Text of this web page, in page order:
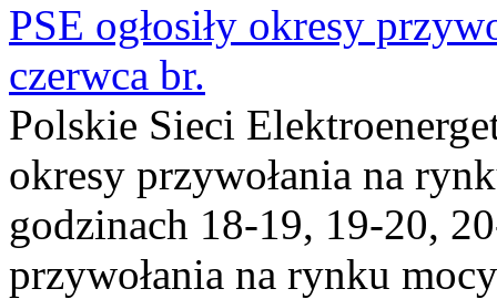
PSE ogłosiły okresy
czerwca br.
Polskie Sieci
okresy przywołania na
godzinach 18-19, 19-20,
przywołania na rynku